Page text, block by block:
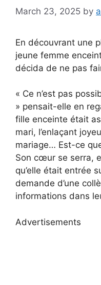
March 23, 2025 by
En découvrant une
jeune femme
décida de ne pas
« Ce n’est pas
» pensait-elle en
fille enceinte était
mari, l’enlaçant
mariage… Est-ce
Son cœur se serra,
qu’elle était entrée
demande d’une
informations dans
Advertisements